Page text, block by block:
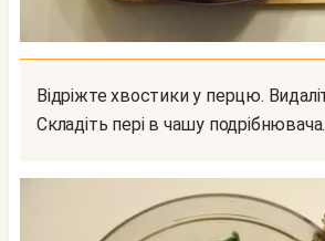
Відріжте хвостики у перцю. Видаліть насіння.
Складіть пері в чашу подрібнювача.